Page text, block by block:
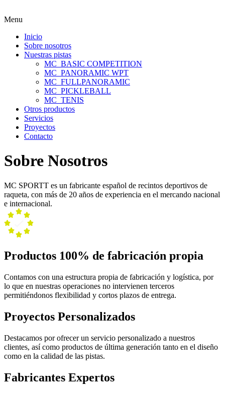
Menu
Inicio
Sobre nosotros
Nuestras pistas
MC_BASIC COMPETITION
MC_PANORAMIC WPT
MC_FULLPANORAMIC
MC_PICKLEBALL
MC_TENIS
Otros productos
Servicios
Proyectos
Contacto
Sobre Nosotros
MC SPORTT es un fabricante español de recintos deportivos de
raqueta, con más de 20 años de experiencia en el mercando nacional
e internacional.
Productos 100% de fabricación propia
Contamos con una estructura propia de fabricación y logística, por
lo que en nuestras operaciones no intervienen terceros
permitiéndonos flexibilidad y cortos plazos de entrega.
Proyectos Personalizados
Destacamos por ofrecer un servicio personalizado a nuestros
clientes, así como productos de última generación tanto en el diseño
como en la calidad de las pistas.
Fabricantes Expertos